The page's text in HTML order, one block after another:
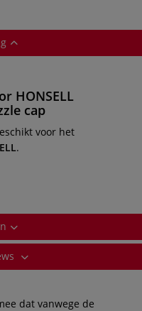
HONSELL
cap
voor het
.
dat vanwege de